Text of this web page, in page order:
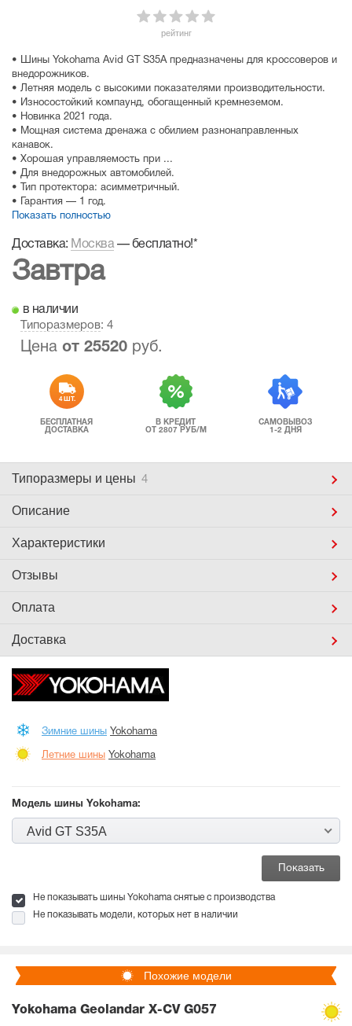
рейтинг
• Шины Yokohama Avid GT S35A предназначены для кроссоверов и
внедорожников.
• Летняя модель с высокими показателями производительности.
• Износостойкий компаунд, обогащенный кремнеземом.
• Новинка 2021 года.
• Мощная система дренажа с обилием разнонаправленных
канавок.
• Хорошая управляемость при ...
• Для внедорожных автомобилей.
• Тип протектора: асимметричный.
• Гарантия — 1 год.
Показать полностью
Доставка: Москва— бесплатно!*
Завтра
в наличии
Типоразмеров: 4
Цена от 25520 руб.
4 ШТ.
БЕСПЛАТНАЯ
ДОСТАВКА
В КРЕДИТ
ОТ 2807 РУБ/М
САМОВЫВОЗ
1-2 ДНЯ
Типоразмеры и цены 4
Описание
Характеристики
Отзывы
Оплата
Доставка
Зимние шины Yokohama
Летние шины Yokohama
Модель шины Yokohama:
Avid GT S35A
Не показывать шины Yokohama снятые с производства
Не показывать модели, которых нет в наличии
Похожие модели
Yokohama Geolandar X-CV G057